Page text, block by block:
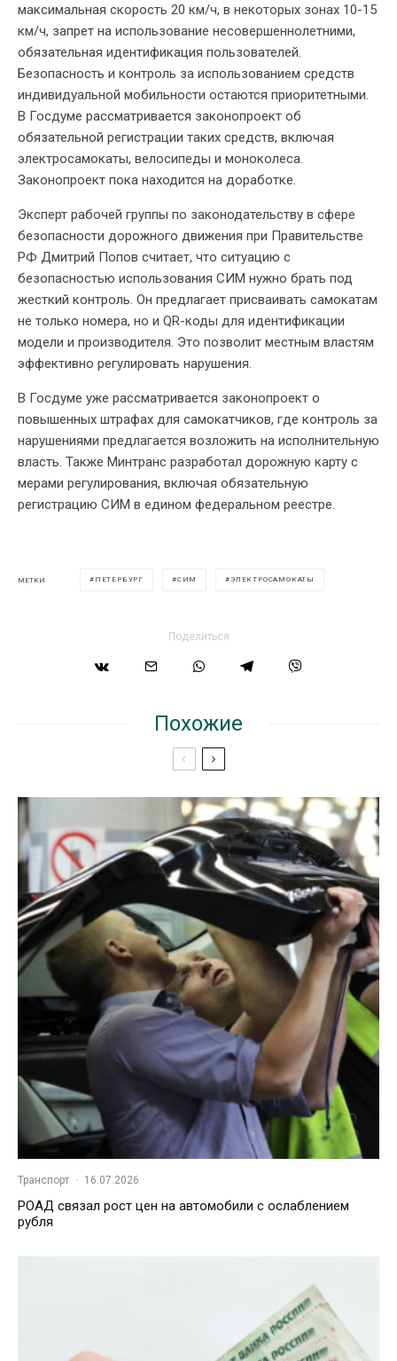
максимальная скорость 20 км/ч, в некоторых зонах 10-15
км/ч, запрет на использование несовершеннолетними,
обязательная идентификация пользователей.
Безопасность и контроль за использованием средств
индивидуальной мобильности остаются приоритетными.
В Госдуме рассматривается законопроект об
обязательной регистрации таких средств, включая
электросамокаты, велосипеды и моноколеса.
Законопроект пока находится на доработке.
Эксперт рабочей группы по законодательству в сфере
безопасности дорожного движения при Правительстве
РФ Дмитрий Попов считает, что ситуацию с
безопасностью использования СИМ нужно брать под
жесткий контроль. Он предлагает присваивать самокатам
не только номера, но и QR-коды для идентификации
модели и производителя. Это позволит местным властям
эффективно регулировать нарушения.
В Госдуме уже рассматривается законопроект о
повышенных штрафах для самокатчиков, где контроль за
нарушениями предлагается возложить на исполнительную
власть. Также Минтранс разработал дорожную карту с
мерами регулирования, включая обязательную
регистрацию СИМ в едином федеральном реестре.
МЕТКИ ПЕТЕРБУРГ СИМ ЭЛЕКТРОСАМОКАТЫ
Поделиться
Похожие
Транспорт · 16.07.2026
РОАД связал рост цен на автомобили с ослаблением
рубля